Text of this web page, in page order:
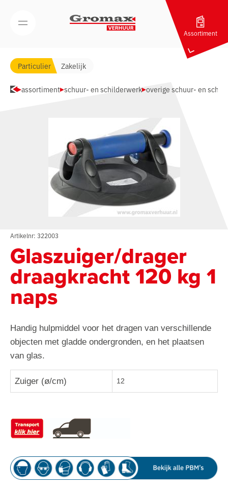
Open/Sluit mobiel menu
Assortiment
Particulier Zakelijk
assortiment schuur- en schilderwerk overige schuur- en
Artikelnr: 322003
Glaszuiger/drager
draagkracht 120 kg 1
naps
Handig hulpmiddel voor het dragen van verschillende
objecten met gladde ondergronden, en het plaatsen
van glas.
Zuiger (ø/cm) 12